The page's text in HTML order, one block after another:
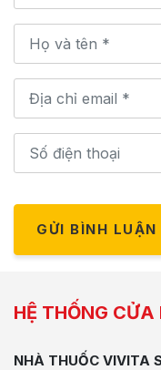
GỬI BÌNH LUẬN
HỆ THỐNG CỬA
NHÀ THUỐC VIVITA